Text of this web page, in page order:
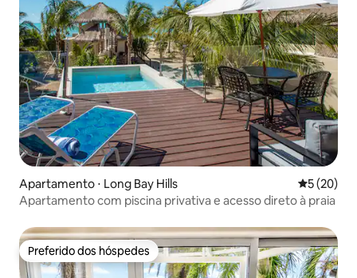
Apartamento ⋅ Long Bay Hills 5 de uma
5 (20)
Apartamento com piscina privativa e acesso direto à praia
Preferido dos hóspedes
Preferido dos hóspedes